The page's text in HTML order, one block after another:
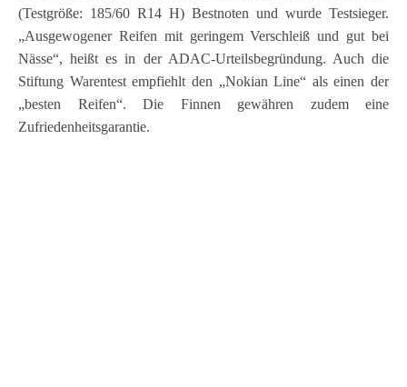
(Testgröße: 185/60 R14 H) Bestnoten und wurde Testsieger.
„Ausgewogener Reifen mit geringem Verschleiß und gut bei
Nässe“, heißt es in der ADAC-Urteilsbegründung. Auch die
Stiftung Warentest empfiehlt den „Nokian Line“ als einen der
„besten Reifen“. Die Finnen gewähren zudem eine
Zufriedenheitsgarantie.